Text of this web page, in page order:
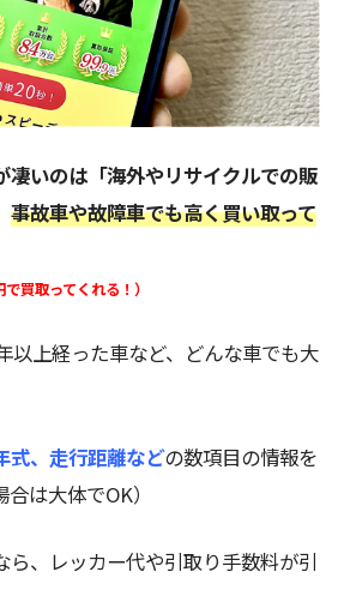
凄いのは「海外やリサイクルでの販
事故車や故障車でも高く買い取って
買取ってくれる！）
以上経った車など、どんな車でも大
式、走行距離などの数項目の情報を
は大体でOK）
ら、レッカー代や引取り手数料が引